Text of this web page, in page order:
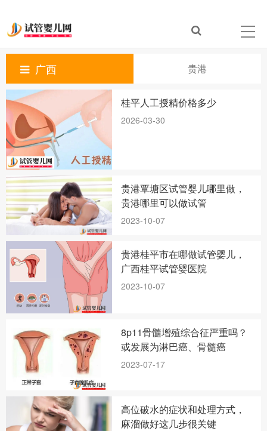
广西 贵港
桂平人工授精价格多少
2026-03-30
贵港覃塘区试管婴儿哪里做，
贵港哪里可以做试管
2023-10-07
贵港桂平市在哪做试管婴儿，
广西桂平试管婴医院
2023-10-07
8p11骨髓增殖综合征严重吗？
或发展为淋巴癌、骨髓癌
2023-07-17
高位破水的症状和处理方式，
麻溜做好这几步很关键